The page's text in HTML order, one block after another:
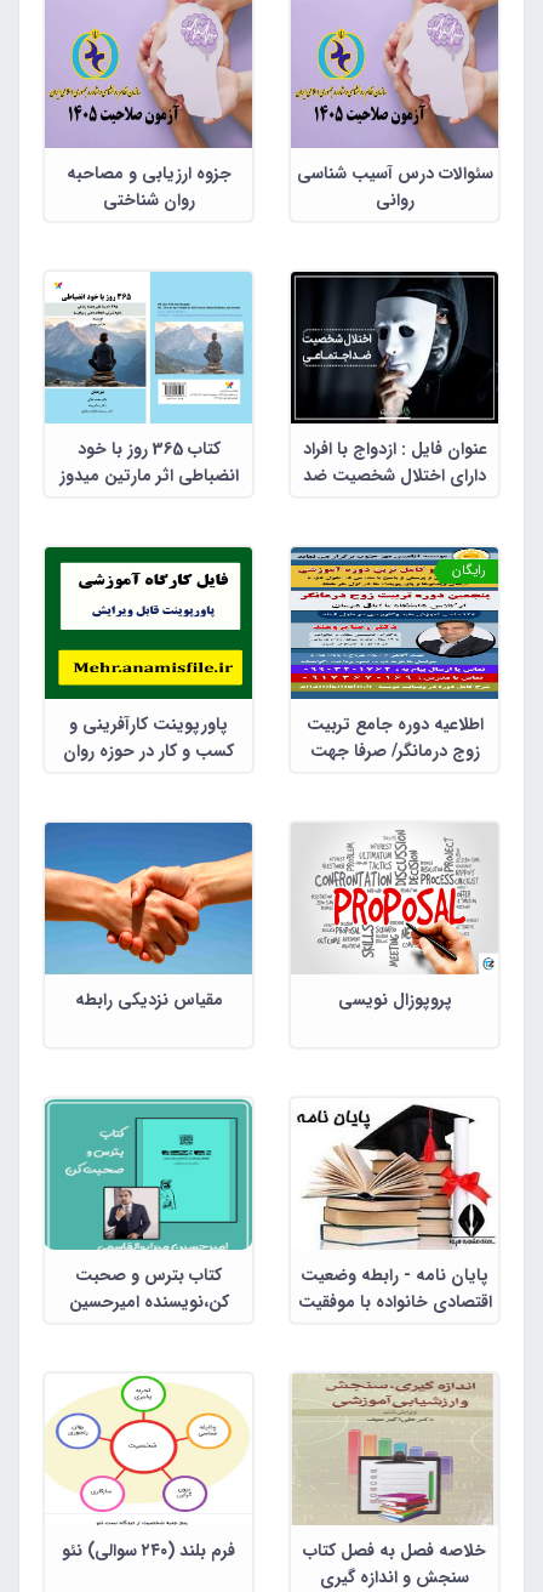
سئوالات درس آسیب شناسی
روانی
جزوه ارزیابی و مصاحبه
روان شناختی
عنوان فایل : ازدواج با افراد
دارای اختلال شخصیت ضد
کتاب 365 روز با خود
انضباطی اثر مارتین میدوز
عبدالوهاب سماوی(فایل پی
دی اف)
رایگان
اطلاعیه دوره جامع تربیت
زوج درمانگر/ صرفا جهت
پاورپوینت کارآفرینی و
کسب و کار در حوزه روان
پروپوزال نویسی مقیاس نزدیکی رابطه
پایان نامه - رابطه وضعیت
اقتصادی خانواده با موفقیت
کتاب بترس و صحبت
کن،نویسنده امیرحسین
خلاصه فصل به فصل کتاب
سنجش و اندازه گیری
فرم بلند (۲۴۰ سوالی) نئو